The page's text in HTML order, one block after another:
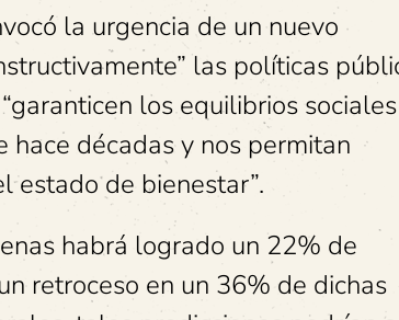
la urgencia de un nuevo
las políticas
los equilibrios
hace décadas y nos permitan
estado de bienestar”.
habrá logrado un 22% de
retroceso en un 36% de dichas